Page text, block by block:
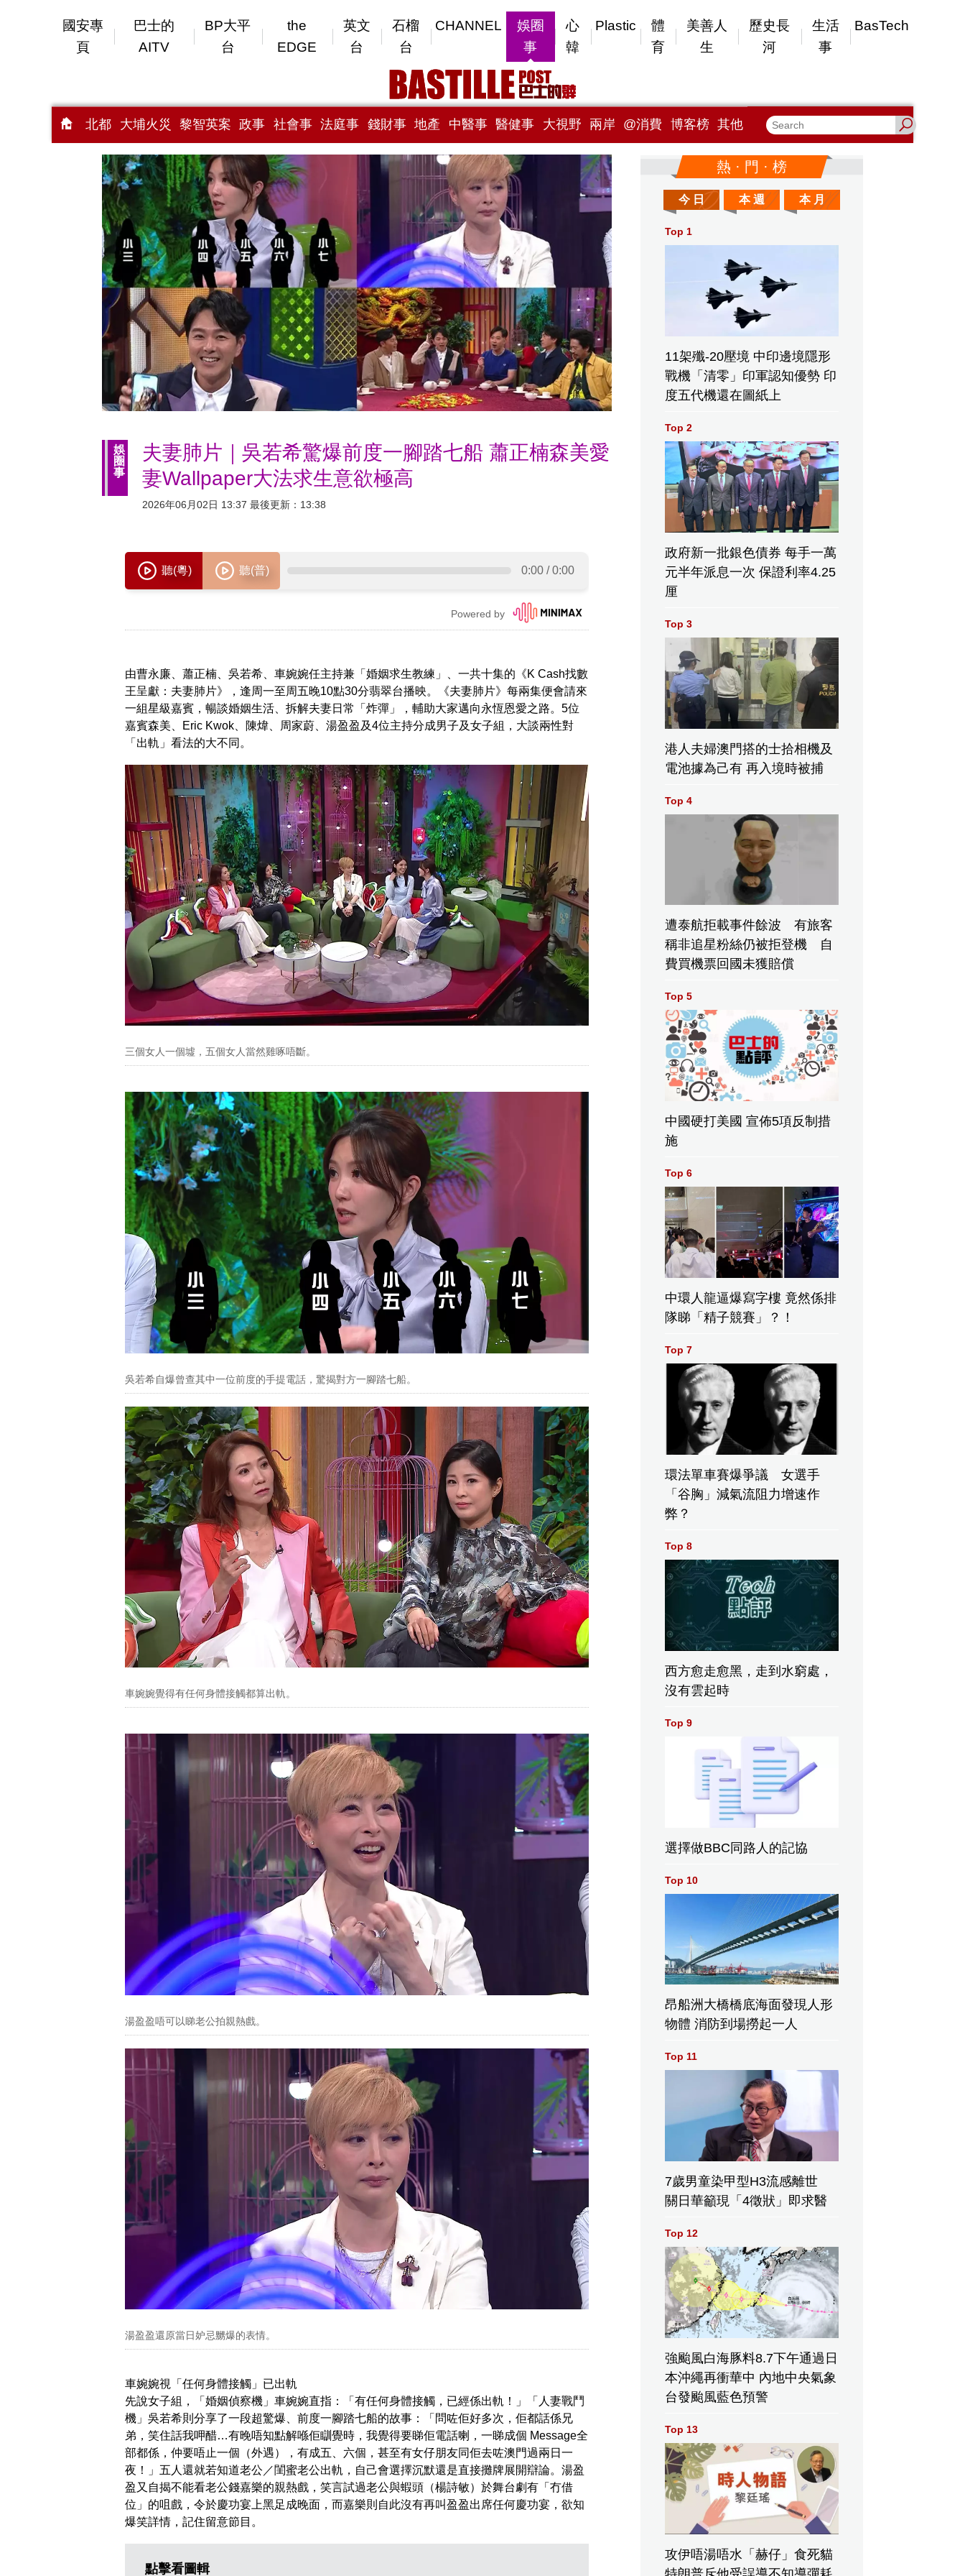
國安專
頁
巴士的
AITV
BP大平
台
the
EDGE
英文
台
石榴
台
CHANNEL
娛圈
事
心
韓
Plastic
體
育
美善人
生
歷史長
河
生活
事
BasTech
北都 大埔火災 黎智英案 政事 社會事 法庭事 錢財事 地產 中醫事 醫健事 大視野 兩岸 @消費 博客榜 其他
娛
圈
事
夫妻肺片｜吳若希驚爆前度一腳踏七船 蕭正楠森美愛
妻Wallpaper大法求生意欲極高
2026年06月02日 13:37 最後更新：13:38
由曹永廉、蕭正楠、吳若希、車婉婉任主持兼「婚姻求生教練」、一共十集的《K Cash找數
王呈獻：夫妻肺片》，逢周一至周五晚10點30分翡翠台播映。《夫妻肺片》每兩集便會請來
一組星級嘉賓，暢談婚姻生活、拆解夫妻日常「炸彈」，輔助大家邁向永恆恩愛之路。5位
嘉賓森美、Eric Kwok、陳煒、周家蔚、湯盈盈及4位主持分成男子及女子組，大談兩性對
「出軌」看法的大不同。
三個女人一個墟，五個女人當然雞啄唔斷。
吳若希自爆曾查其中一位前度的手提電話，驚揭對方一腳踏七船。
車婉婉覺得有任何身體接觸都算出軌。
湯盈盈唔可以睇老公拍親熱戲。
湯盈盈還原當日妒忌嬲爆的表情。
車婉婉視「任何身體接觸」已出軌
先說女子組，「婚姻偵察機」車婉婉直指：「有任何身體接觸，已經係出軌！」「人妻戰鬥
機」吳若希則分享了一段超驚爆、前度一腳踏七船的故事：「問咗佢好多次，佢都話係兄
弟，笑住話我呷醋…有晚唔知點解喺佢瞓覺時，我覺得要睇佢電話喇，一睇成個 Message全
部都係，仲要唔止一個（外遇），有成五、六個，甚至有女仔朋友同佢去咗澳門過兩日一
夜！」五人還就若知道老公／閨蜜老公出軌，自己會選擇沉默還是直接攤牌展開辯論。湯盈
盈又自揭不能看老公錢嘉樂的親熱戲，笑言試過老公與蝦頭（楊詩敏）於舞台劇有「冇借
位」的咀戲，令於慶功宴上黑足成晚面，而嘉樂則自此沒有再叫盈盈出席任何慶功宴，欲知
爆笑詳情，記住留意節目。
點擊看圖輯
熱 · 門 · 榜
今 日 本 週 本 月
Top 1
11架殲-20壓境 中印邊境隱形
戰機「清零」印軍認知優勢 印
度五代機還在圖紙上
Top 2
政府新一批銀色債券 每手一萬
元半年派息一次 保證利率4.25
厘
Top 3
港人夫婦澳門搭的士拾相機及
電池據為己有 再入境時被捕
Top 4
遭泰航拒載事件餘波 有旅客
稱非追星粉絲仍被拒登機 自
費買機票回國未獲賠償
Top 5
中國硬打美國 宣佈5項反制措
施
Top 6
中環人龍逼爆寫字樓 竟然係排
隊睇「精子競賽」？！
Top 7
環法單車賽爆爭議 女選手
「谷胸」減氣流阻力增速作
弊？
Top 8
西方愈走愈黑，走到水窮處，
沒有雲起時
Top 9
選擇做BBC同路人的記協
Top 10
昂船洲大橋橋底海面發現人形
物體 消防到場撈起一人
Top 11
7歲男童染甲型H3流感離世
關日華籲現「4徵狀」即求醫
Top 12
強颱風白海豚料8.7下午通過日
本沖繩再衝華中 內地中央氣象
台發颱風藍色預警
Top 13
攻伊唔湯唔水「赫仔」食死貓